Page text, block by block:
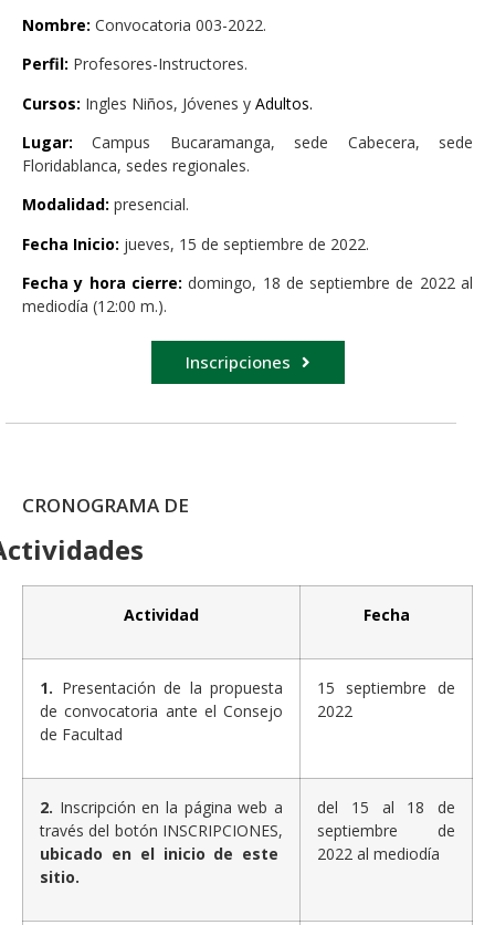
Nombre: Convocatoria 003-2022.
Perfil: Profesores-Instructores.
Cursos: Ingles Niños, Jóvenes y Adultos.
Lugar: Campus Bucaramanga, sede Cabecera, sede
Floridablanca, sedes regionales.
Modalidad: presencial.
Fecha Inicio: jueves, 15 de septiembre de 2022.
Fecha y hora cierre: domingo, 18 de septiembre de 2022 al
mediodía (12:00 m.).
Inscripciones
CRONOGRAMA DE
Actividad Fecha
1. Presentación de la propuesta
de convocatoria ante el Consejo
de Facultad
15 septiembre de
2022
2. Inscripción en la página web a
través del botón INSCRIPCIONES,
ubicado en el inicio de este
sitio.
del 15 al 18 de
septiembre de
2022 al mediodía